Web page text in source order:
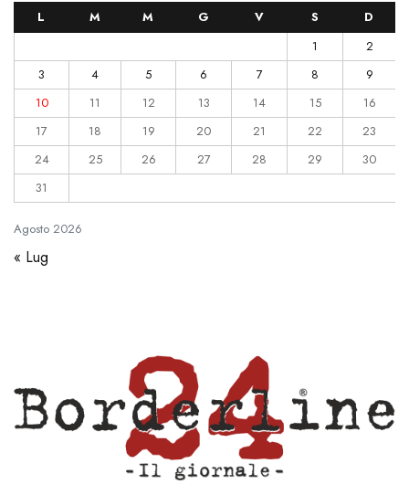
Agosto 2026
L M M G V S
D
1
2
3
4 5 6 7 8
9
10
11 12 13 14 15
16
17
18 19 20 21 22
23
24
25 26 27 28 29
30
31
« Lug